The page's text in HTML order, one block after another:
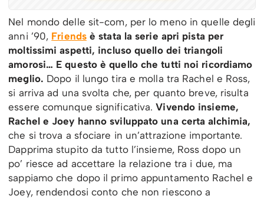
Nel mondo delle sit-com, per lo meno in quelle degli
anni ’90, Friendsè stata la serie apri pista per
moltissimi aspetti, incluso quello dei triangoli
amorosi… E questo è quello che tutti noi ricordiamo
meglio. Dopo il lungo tira e molla tra Rachel e Ross,
si arriva ad una svolta che, per quanto breve, risulta
essere comunque significativa.Vivendo insieme,
Rachel e Joey hanno sviluppato una certa alchimia,
che si trova a sfociare in un’attrazione importante.
Dapprima stupito da tutto l’insieme, Ross dopo un
po’ riesce ad accettare la relazione tra i due, ma
sappiamo che dopo il primo appuntamento Rachel e
Joey, rendendosi conto che non riescono a